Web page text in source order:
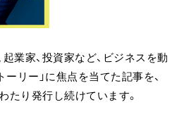
業家、投資家など、ビジネスを動
リー」に焦点を当てた記事を、
たり発行し続けています。